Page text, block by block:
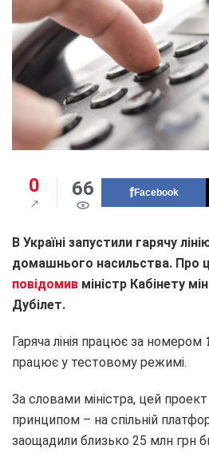
0 66 Facebook
В Україні запустили гарячу
домашнього насильства. Про
повідомив міністр Кабінету
Дубілет.
Гаряча лінія працює за номером
працює у тестовому режимі.
За словами міністра, цей
принципом – на спільній
заощадили близько 25 млн грн